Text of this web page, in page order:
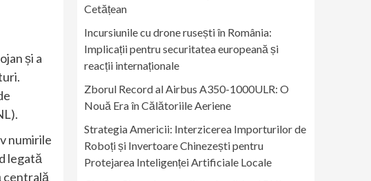
și a
numirile
legată
centrală
Cetățean
Incursiunile cu drone rusești în România:
Implicații pentru securitatea europeană și
reacții internaționale
Zborul Record al Airbus A350-1000ULR: O
Nouă Era în Călătoriile Aeriene
Strategia Americii: Interzicerea Importurilor de
Roboți și Invertoare Chinezești pentru
Protejarea Inteligenței Artificiale Locale